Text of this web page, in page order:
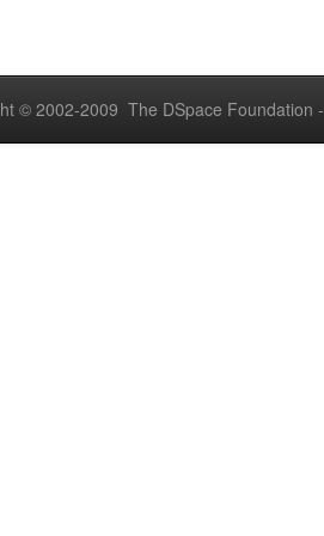
© 2002-2009 The DSpace Foundation -